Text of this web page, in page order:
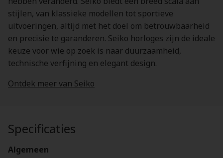
stijlen, van klassieke modellen tot sportieve
uitvoeringen, altijd met het doel om betrouwbaarheid
en precisie te garanderen. Seiko horloges zijn de ideale
keuze voor wie op zoek is naar duurzaamheid,
technische verfijning en elegant design.
Ontdek meer van Seiko
Specificaties
Algemeen